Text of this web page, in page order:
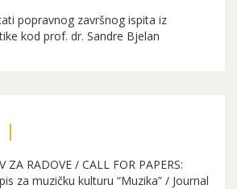
popravnog završnog ispita iz
kod prof. dr. Sandre Bjelan
ZA RADOVE / CALL FOR PAPERS:
za muzičku kulturu “Muzika” / Journal